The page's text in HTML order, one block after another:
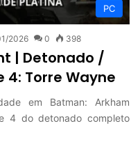
PC
2026 0 398
| Detonado /
4: Torre Wayne
em Batman: Arkham
4 do detonado completo